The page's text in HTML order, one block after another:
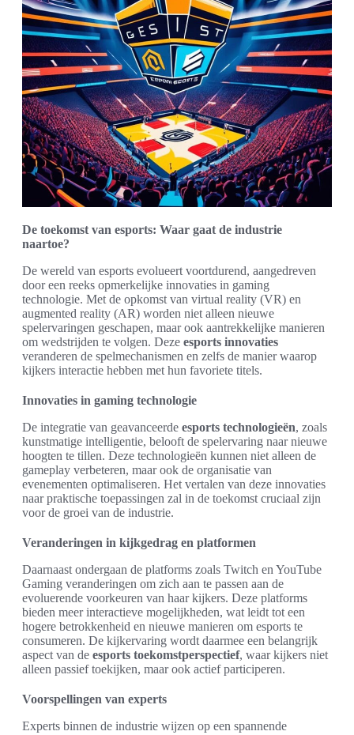
De toekomst van esports: Waar gaat de industrie
naartoe?
De wereld van esports evolueert voortdurend, aangedreven
door een reeks opmerkelijke innovaties in gaming
technologie. Met de opkomst van virtual reality (VR) en
augmented reality (AR) worden niet alleen nieuwe
spelervaringen geschapen, maar ook aantrekkelijke manieren
om wedstrijden te volgen. Deze esports innovaties
veranderen de spelmechanismen en zelfs de manier waarop
kijkers interactie hebben met hun favoriete titels.
Innovaties in gaming technologie
De integratie van geavanceerde esports technologieën, zoals
kunstmatige intelligentie, belooft de spelervaring naar nieuwe
hoogten te tillen. Deze technologieën kunnen niet alleen de
gameplay verbeteren, maar ook de organisatie van
evenementen optimaliseren. Het vertalen van deze innovaties
naar praktische toepassingen zal in de toekomst cruciaal zijn
voor de groei van de industrie.
Veranderingen in kijkgedrag en platformen
Daarnaast ondergaan de platforms zoals Twitch en YouTube
Gaming veranderingen om zich aan te passen aan de
evoluerende voorkeuren van haar kijkers. Deze platforms
bieden meer interactieve mogelijkheden, wat leidt tot een
hogere betrokkenheid en nieuwe manieren om esports te
consumeren. De kijkervaring wordt daarmee een belangrijk
aspect van de esports toekomstperspectief, waar kijkers niet
alleen passief toekijken, maar ook actief participeren.
Voorspellingen van experts
Experts binnen de industrie wijzen op een spannende